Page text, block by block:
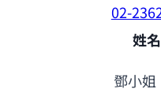
02-
姓名
鄧小姐